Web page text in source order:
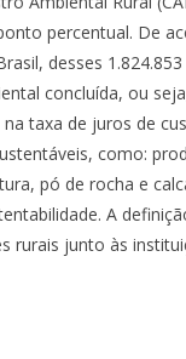
percentual. De
desses
concluída, ou
taxa de juros de
como:
pó de rocha e
A
rurais junto às